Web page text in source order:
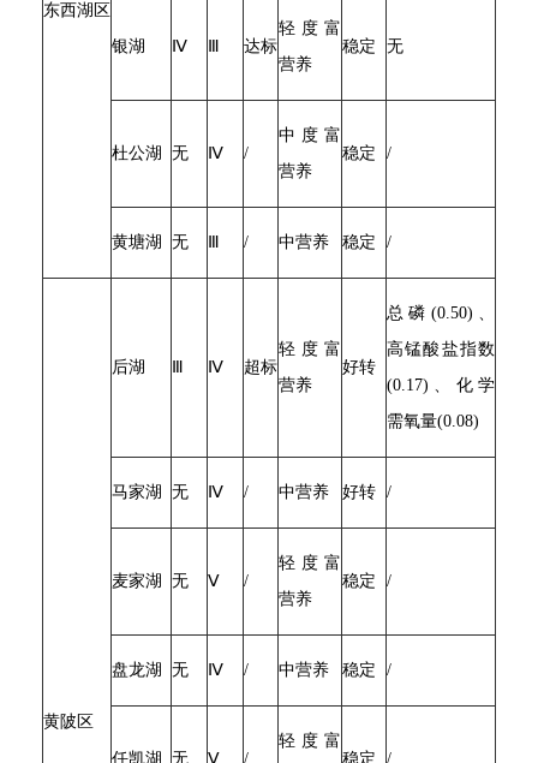
东西湖区
银湖 Ⅳ 达标
轻度富
营养
稳定 无
杜公湖 无 Ⅳ /
中度富
营养
稳定 /
黄塘湖 无 / 中营养 稳定 /
黄陂区
后湖 Ⅳ 超标
轻度富
营养
好转
总磷(0.50)、
高锰酸盐指数
(0.17)、化学
需氧量(0.08)
马家湖 无 Ⅳ / 中营养 好转 /
麦家湖 无 Ⅴ /
轻度富
营养
稳定 /
盘龙湖 无 Ⅳ / 中营养 稳定 /
任凯湖 无 Ⅴ /
轻度富
稳定 /